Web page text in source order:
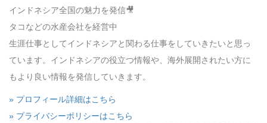
インドネシア全国の魅力を発信🎥
タコなどの水産会社を経営中
生涯仕事としてインドネシアと関わる仕事をしていきたいと思っ
ています。インドネシアの役立つ情報や、海外展開されたい方に
もより良い情報を発信していきます。
» プロフィール詳細はこちら
» プライバシーポリシーはこちら